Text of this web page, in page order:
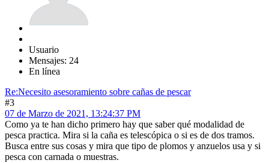
Usuario
Mensajes: 24
En línea
Re:Necesito asesoramiento sobre cañas de pescar
#3
07 de Marzo de 2021, 13:24:37 PM
Como ya te han dicho primero hay que saber qué modalidad de
pesca practica. Mira si la caña es telescópica o si es de dos tramos.
Busca entre sus cosas y mira que tipo de plomos y anzuelos usa y si
pesca con carnada o muestras.